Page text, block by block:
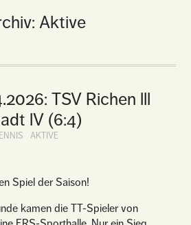
Aktive
TSV Richen lll
lV (6:4)
AKTIVE
Spiel der Saison!
kamen die TT-Spieler von